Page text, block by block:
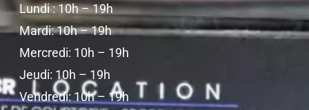
Lundi : 10h – 19h
Mardi: 10h – 19h
Mercredi: 10h – 19h
Jeudi: 10h – 19h
Vendredi: 10h – 19h